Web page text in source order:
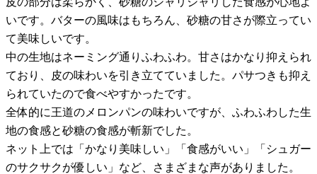
いです。バターの風味はもちろん、砂糖の甘さが際立ってい
て美味しいです。
中の生地はネーミング通りふわふわ。甘さはかなり抑えられ
ており、皮の味わいを引き立てていました。パサつきも抑え
られていたので食べやすかったです。
全体的に王道のメロンパンの味わいですが、ふわふわした生
地の食感と砂糖の食感が斬新でした。
ネット上では「かなり美味しい」「食感がいい」「シュガー
のサクサクが優しい」など、さまざまな声がありました。